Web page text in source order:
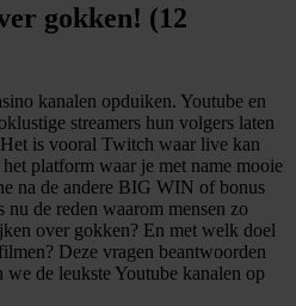
gokken! (12
kanalen opduiken. Youtube en
streamers hun volgers laten
is vooral Twitch waar live kan
platform waar je met name mooie
na de andere BIG WIN of bonus
de reden waarom mensen zo
over gokken? En met welk doel
Deze vragen beantwoorden
de leukste Youtube kanalen op